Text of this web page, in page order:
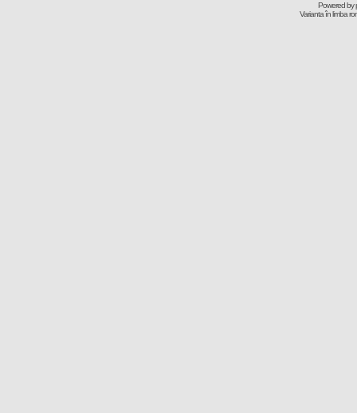
Powered by
Varianta în limba